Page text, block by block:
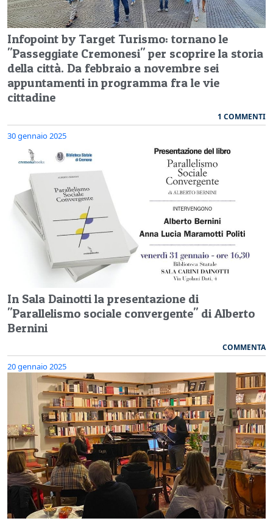
Infopoint by Target Turismo: tornano le
"Passeggiate Cremonesi" per scoprire la storia
della città. Da febbraio a novembre sei
appuntamenti in programma fra le vie
cittadine
1 COMMENTI
30 gennaio 2025
In Sala Dainotti la presentazione di
"Parallelismo sociale convergente" di Alberto
Bernini
COMMENTA
20 gennaio 2025